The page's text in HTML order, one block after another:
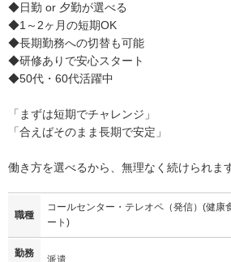
◆日勤 or 夕勤が選べる
◆1～2ヶ月の短期OK
◆長期勤務への切替も可能
◆研修ありで安心スタート
◆50代・60代活躍中
「まずは短期でチャレンジ」
「合えばそのまま長期で安定」
働き方を選べるから、無理なく続けられます
職種
コールセンター・テレオペ（発信）(健康
ート)
勤務